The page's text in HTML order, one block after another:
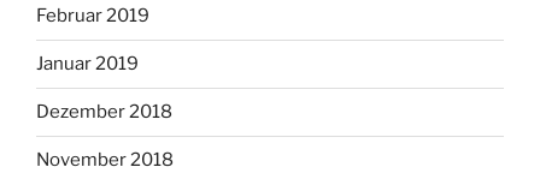
Februar 2019
Januar 2019
Dezember 2018
November 2018